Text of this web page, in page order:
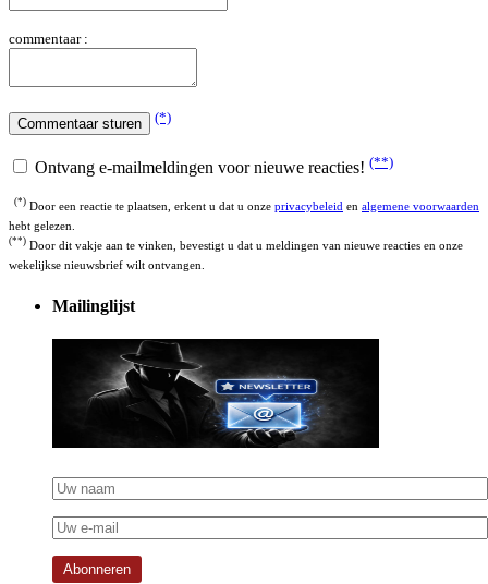
commentaar :
(*)
Ontvang e-mailmeldingen voor nieuwe reacties! (**)
(*) Door een reactie te plaatsen, erkent u dat u onze privacybeleid en algemene voorwaarden
hebt gelezen.
(**) Door dit vakje aan te vinken, bevestigt u dat u meldingen van nieuwe reacties en onze
wekelijkse nieuwsbrief wilt ontvangen.
Mailinglijst
Abonneren